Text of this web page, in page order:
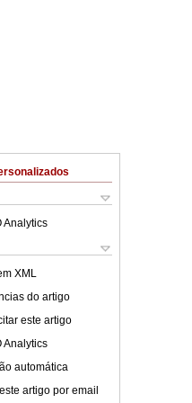
Analytics
XML
do artigo
este artigo
Analytics
automática
artigo por email